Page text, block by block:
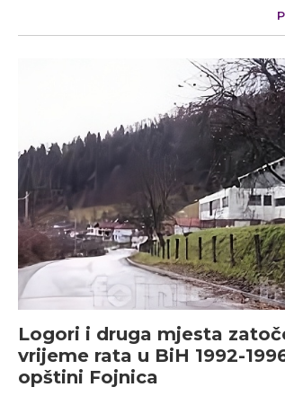
Logori i druga mjesta
vrijeme rata u BiH 1992-
opštini Fojnica